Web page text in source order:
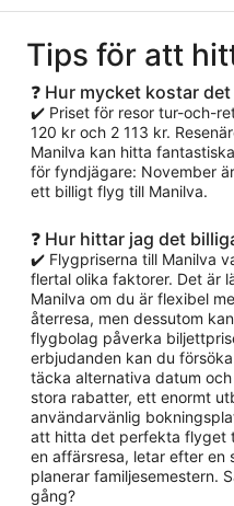
Tips för att
❓ Hur mycket kostar
✔️ Priset för resor tur-och-
120 kr och 2 113 kr.
Manilva kan hitta
för fyndjägare: November
ett billigt flyg till Manilva.
❓ Hur hittar jag det
✔️ Flygpriserna till Manilva
flertal olika faktorer. Det är
Manilva om du är flexibel
återresa, men dessutom
flygbolag påverka
erbjudanden kan du
täcka alternativa datum
stora rabatter, ett enormt
användarvänlig
att hitta det perfekta flyget
en affärsresa, letar efter en
planerar familjesemestern.
gång?